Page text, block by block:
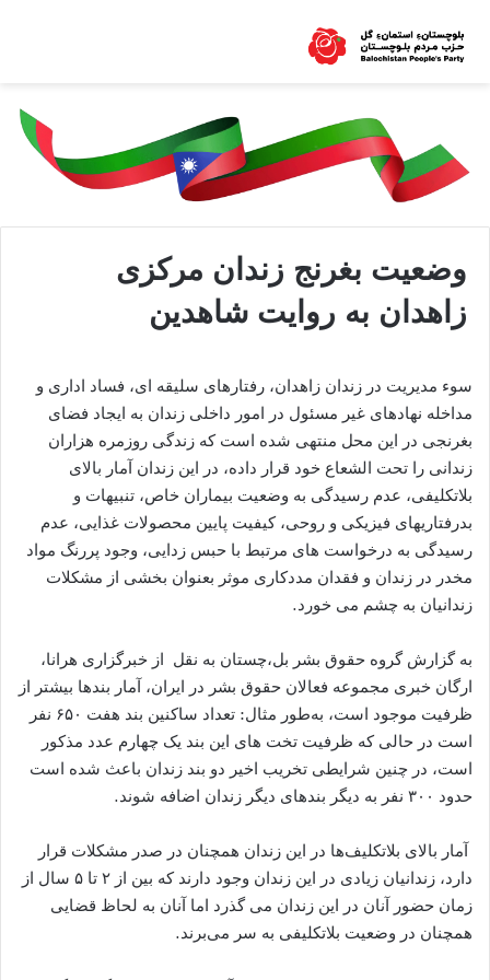
وضعیت بغرنج زندان مرکزی
زاهدان به روایت شاهدین
سوء مدیریت در زندان زاهدان، رفتارهای سلیقه ای، فساد اداری و
مداخله نهادهای غیر مسئول در امور داخلی زندان به ایجاد فضای
بغرنجی در این محل منتهی شده است که زندگی روزمره هزاران
زندانی را تحت الشعاع خود قرار داده، در این زندان آمار بالای
بلاتکلیفی، عدم رسیدگی به وضعیت بیماران خاص، تنبیهات و
بدرفتاریهای فیزیکی و روحی، کیفیت پایین محصولات غذایی، عدم
رسیدگی به درخواست های مرتبط با حبس زدایی، وجود پررنگ مواد
مخدر در زندان و فقدان مددکاری موثر بعنوان بخشی از مشکلات
زندانیان به چشم می خورد.
به گزارش گروه حقوق بشر بل،چستان به نقل از خبرگزاری هرانا،
ارگان خبری مجموعه فعالان حقوق بشر در ایران، آمار بندها بیشتر از
ظرفیت موجود است، به‌طور مثال: تعداد ساکنین بند هفت ۶۵۰ نفر
است در حالی که ظرفیت تخت های این بند یک چهارم عدد مذکور
است، در چنین شرایطی تخریب اخیر دو بند زندان باعث شده است
حدود ۳۰۰ نفر به دیگر بندهای دیگر زندان اضافه شوند.
آمار بالای بلاتکلیف‌ها در این زندان همچنان در صدر مشکلات قرار
دارد، زندانیان زیادی در این زندان وجود دارند که بین از ۲ تا ۵ سال از
زمان حضور آنان در این زندان می گذرد اما آنان به لحاظ قضایی
همچنان در وضعیت بلاتکلیفی به سر می‌برند.